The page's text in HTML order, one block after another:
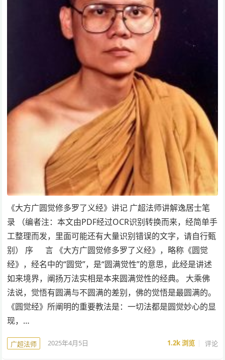
《大方广圆觉修多罗了义经》讲记 广超法师讲解逸居士笔
录 （编者注：本文由PDF经过OCR识别转换而来，经简单手
工整理而发，里面可能还有大量识别错误的文字，请自行甄
别） 序 言 《大方广圆觉修多罗了义经》，略称《圆觉
经》，经名中的“圆觉”，是“圆满觉性”的意思，此经是讲述
如来境界，阐扬万法实相是本来圆满觉性的经典。 大乘佛
法说，觉悟有圆满与不圆满的差别，佛的觉悟是最圆满的。
《圆觉经》所阐明的重要教法是：一切法都是圆觉妙心的显
现，…
广超法师 2025年4月5日 1.2k浏览 评论